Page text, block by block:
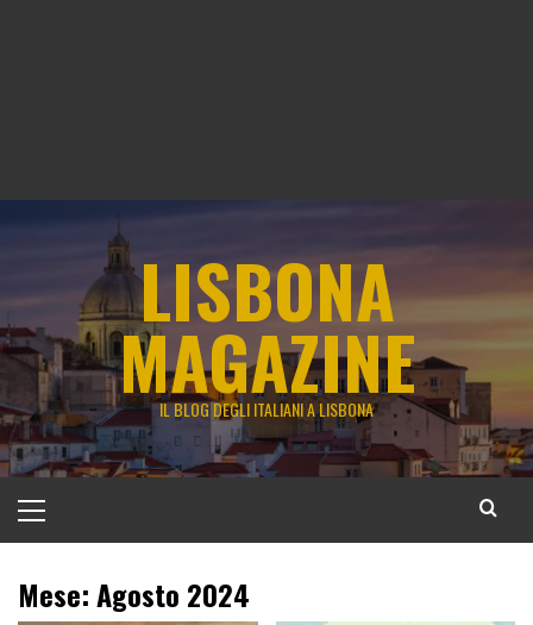
LISBONA
MAGAZINE
IL BLOG DEGLI ITALIANI A LISBONA
principale
Mese:Agosto 2024